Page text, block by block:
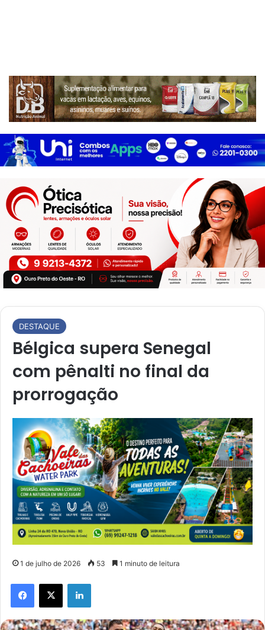
DESTAQUE
Bélgica supera Senegal
com pênalti no final da
prorrogação
1 de julho de 2026 53 1 minuto de leitura
Facebook
X Linkedin